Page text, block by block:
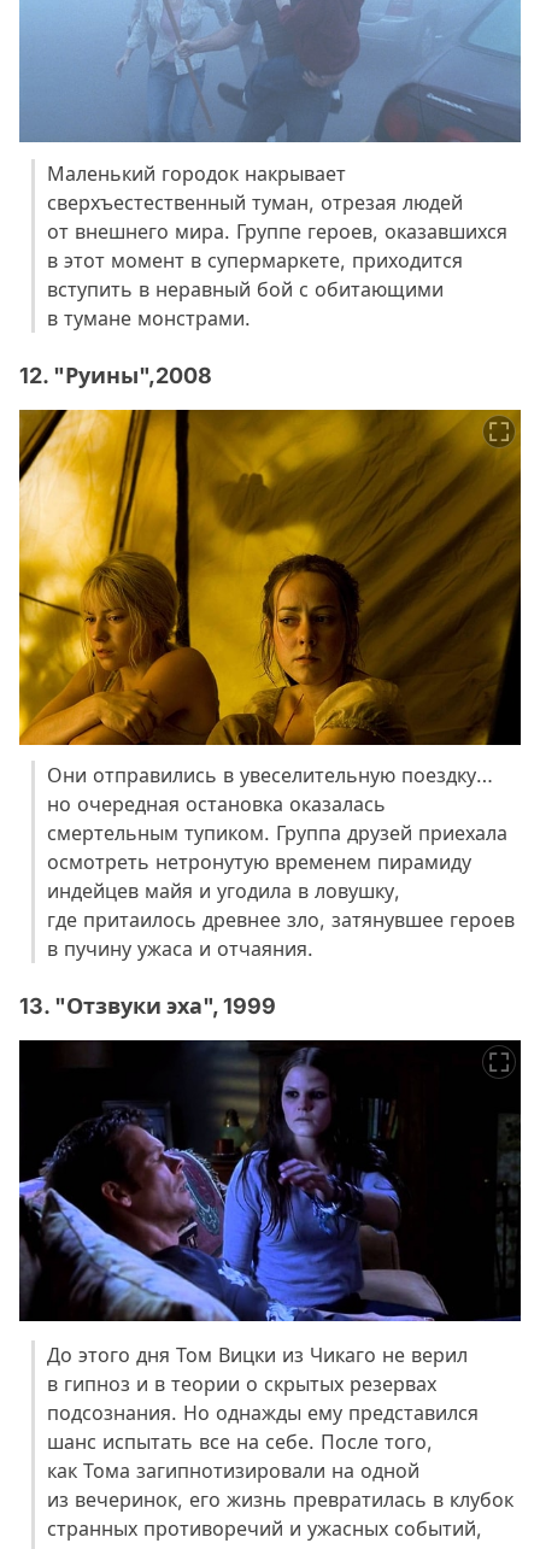
Маленький городок накрывает
сверхъестественный туман, отрезая людей
от внешнего мира. Группе героев, оказавшихся
в этот момент в супермаркете, приходится
вступить в неравный бой с обитающими
в тумане монстрами.
12. "Руины",2008
Они отправились в увеселительную поездку…
но очередная остановка оказалась
смертельным тупиком. Группа друзей приехала
осмотреть нетронутую временем пирамиду
индейцев майя и угодила в ловушку,
где притаилось древнее зло, затянувшее героев
в пучину ужаса и отчаяния.
13. "Отзвуки эха", 1999
До этого дня Том Вицки из Чикаго не верил
в гипноз и в теории о скрытых резервах
подсознания. Но однажды ему представился
шанс испытать все на себе. После того,
как Тома загипнотизировали на одной
из вечеринок, его жизнь превратилась в клубок
странных противоречий и ужасных событий,